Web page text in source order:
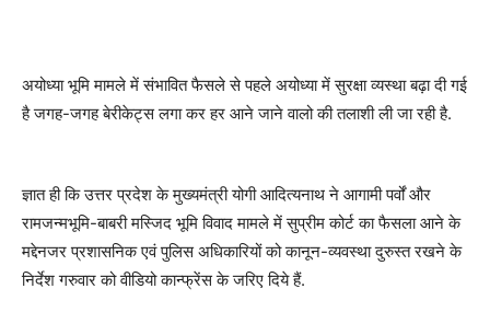
अयोध्या भूमि मामले में संभावित फैसले से पहले अयोध्या में सुरक्षा व्यस्था बढ़ा दी गई
है जगह-जगह बेरीकेट्स लगा कर हर आने जाने वालो की तलाशी ली जा रही है.
ज्ञात ही किउत्तर प्रदेश के मुख्यमंत्री योगी आदित्यनाथ ने आगामी पर्वों और
रामजन्मभूमि-बाबरी मस्जिद भूमि विवाद मामले में सुप्रीम कोर्ट का फैसला आने के
मद्देनजर प्रशासनिक एवं पुलिस अधिकारियों को कानून-व्यवस्था दुरुस्त रखने के
निर्देश गरुवार को वीडियो कान्फ्रेंस के जरिए दिये हैं.